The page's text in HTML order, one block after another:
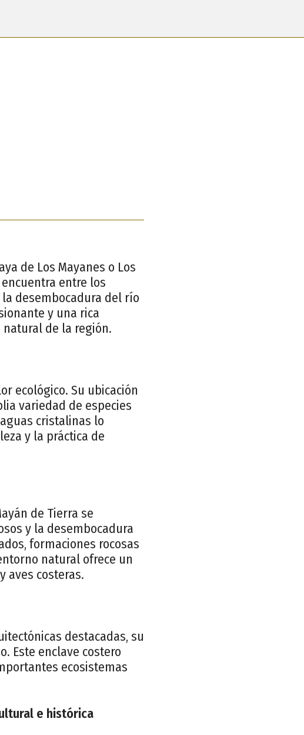
de Los Mayanes o Los
entre los
desembocadura del río
y una rica
de la región.
ecológico. Su ubicación
variedad de especies
cristalinas lo
y la práctica de
de Tierra se
y la desembocadura
formaciones rocosas
natural ofrece un
aves costeras.
destacadas, su
Este enclave costero
ecosistemas
e histórica